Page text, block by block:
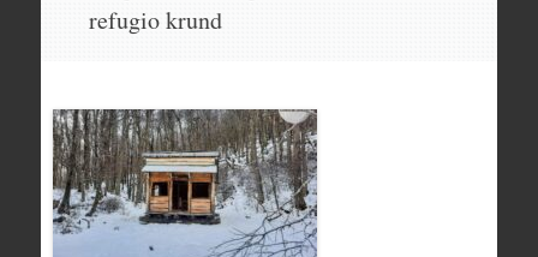
contenidorefugio krund